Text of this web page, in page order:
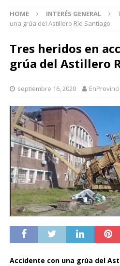
HOME INTERÉS GENERAL
una grúa del Astillero Río Santiago
Tres heridos en
grúa del Astillero
septiembre 16, 2020
Accidente con una grúa del